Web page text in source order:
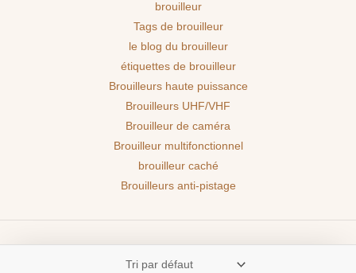
brouilleur
Tags de brouilleur
le blog du brouilleur
étiquettes de brouilleur
Brouilleurs haute puissance
Brouilleurs UHF/VHF
Brouilleur de caméra
Brouilleur multifonctionnel
brouilleur caché
Brouilleurs anti-pistage